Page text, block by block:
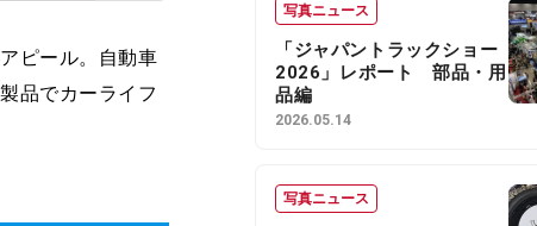
ピール。自動車
品でカーライフ
写真ニュース
「ジャパントラックショー
2026」レポート 部品・用
品編
2026.05.14
写真ニュース